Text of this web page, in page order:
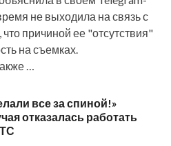
не выходила на связь с
причиной ее "отсутствия"
на съемках.
…
все за спиной!»
отказалась работать